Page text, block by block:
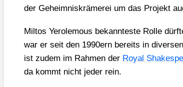
der Geheim­nis­krä­me­rei um das Pro­jekt
Mil­tos Yero­le­mous bekann­tes­te Rol­le
war er seit den 1990ern bereits in
ist zudem im Rah­men der Roy­al
da kommt nicht jeder rein.